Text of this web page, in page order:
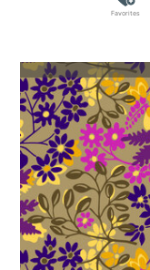
Favorites